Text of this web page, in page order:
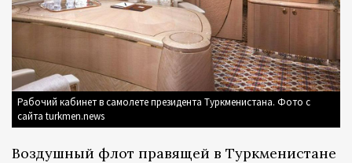
Рабочий кабинет в самолете президента Туркменистана. Фото с
сайта turkmen.news
Воздушный флот правящей в Туркменистане